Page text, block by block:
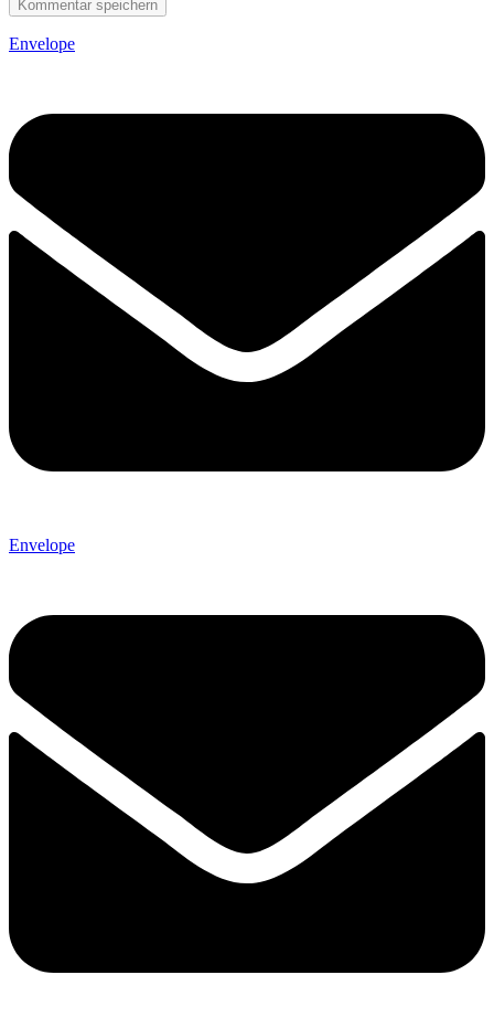
Envelope
Envelope